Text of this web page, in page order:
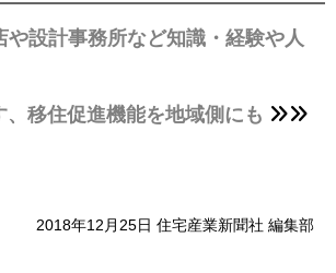
設計事務所など知識・経験や人
移住促進機能を地域側にも
2018年12月25日 住宅産業新聞社 編集部